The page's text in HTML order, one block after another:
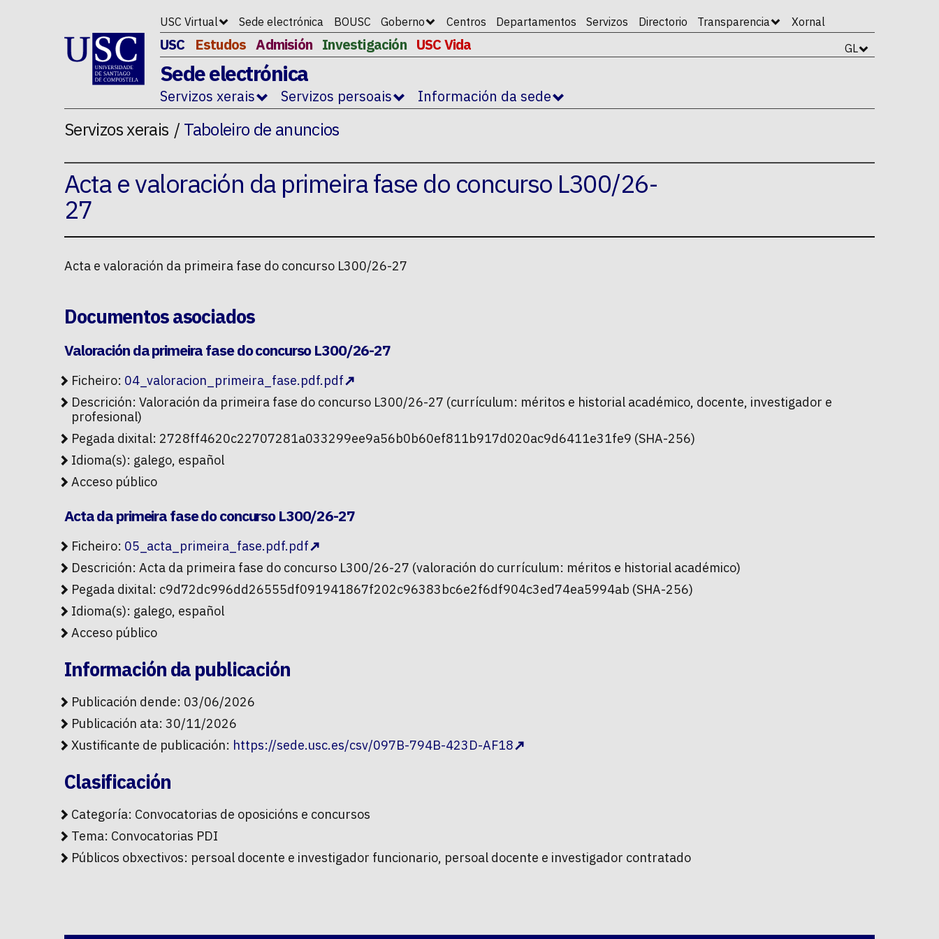
USC Virtual Sede electrónica BOUSC Goberno Centros Departamentos Servizos Directorio Transparencia Xornal
USC Estudos Admisión Investigación USC Vida
Sede electrónica
Servizos xerais Servizos persoais Información da sede
GL
Servizos xerais Taboleiro de anuncios
Acta e valoración da primeira fase do concurso L300/26-
27
Acta e valoración da primeira fase do concurso L300/26-27
Documentos asociados
Valoración da primeira fase do concurso L300/26-27
Ficheiro: 04_valoracion_primeira_fase.pdf.pdf
Descrición: Valoración da primeira fase do concurso L300/26-27 (currículum: méritos e historial académico, docente, investigador e
profesional)
Pegada dixital: 2728ff4620c22707281a033299ee9a56b0b60ef811b917d020ac9d6411e31fe9 (SHA-256)
Idioma(s): galego, español
Acceso público
Acta da primeira fase do concurso L300/26-27
Ficheiro: 05_acta_primeira_fase.pdf.pdf
Descrición: Acta da primeira fase do concurso L300/26-27 (valoración do currículum: méritos e historial académico)
Pegada dixital: c9d72dc996dd26555df091941867f202c96383bc6e2f6df904c3ed74ea5994ab (SHA-256)
Idioma(s): galego, español
Acceso público
Información da publicación
Publicación dende: 03/06/2026
Publicación ata: 30/11/2026
Xustificante de publicación: https://sede.usc.es/csv/097B-794B-423D-AF18
Clasificación
Categoría: Convocatorias de oposicións e concursos
Tema: Convocatorias PDI
Públicos obxectivos: persoal docente e investigador funcionario, persoal docente e investigador contratado